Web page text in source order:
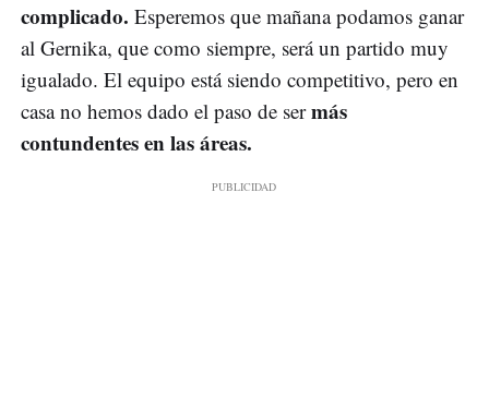
complicado. Esperemos que mañana podamos ganar
al Gernika, que como siempre, será un partido muy
igualado. El equipo está siendo competitivo, pero en
casa no hemos dado el paso de sermás
contundentes en las áreas.